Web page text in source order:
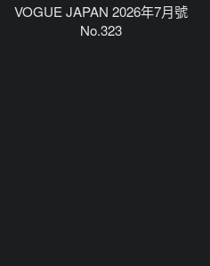
VOGUE JAPAN 2026年7月號
No.323